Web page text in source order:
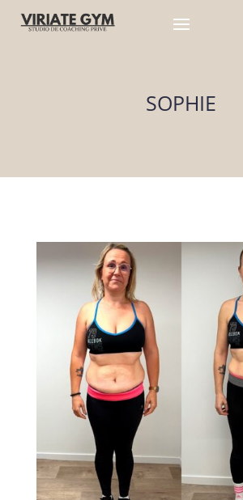
SOPHIE